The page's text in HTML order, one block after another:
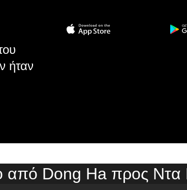
ήταν
από Dong Ha προς Ντα